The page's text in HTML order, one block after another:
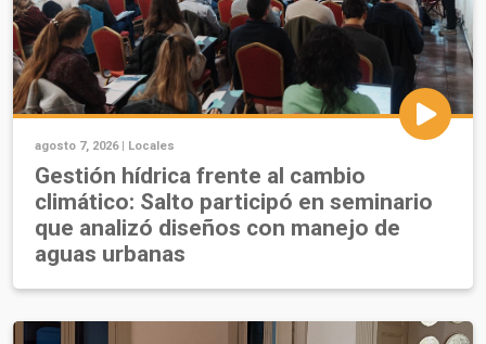
agosto 7, 2026 | Locales
Gestión hídrica frente al cambio
climático: Salto participó en seminario
que analizó diseños con manejo de
aguas urbanas